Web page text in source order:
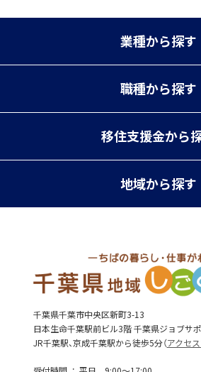
業種から探す
職種から探す
移住支援金から
地域から探す
千葉県千葉市中央区新町3-13
日本生命千葉駅前ビル3階 千葉県ジョブサ
JR千葉駅、京成千葉駅から徒歩5分（アクセ